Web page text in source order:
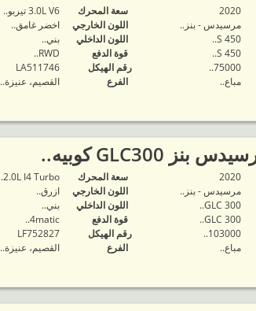
2020
مرسيدس - بنز..
S 450..
S 450..
75000..
مباع..
‬سعة المحرك
3.0L V6 تيربو..
اللون الخارجي
اخضر غامق..
اللون الداخلي
بني..
قوة الدفع
RWD..
رقم الهيكل
LA511746
الفرع
القصيم، عنيزة..
2020
مرسيدس - بنز..
GLC 300..
GLC 300..
103000..
مباع..
‬سعة المحرك
2.0L I4 Turbo..
اللون الخارجي
ازرق..
اللون الداخلي
بني..
قوة الدفع
4matic..
رقم الهيكل
LF752827
الفرع
القصيم، عنيزة..